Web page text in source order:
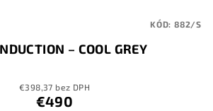
– COOL GREY
€398,37 bez DPH
€490
KÓD: 882/S